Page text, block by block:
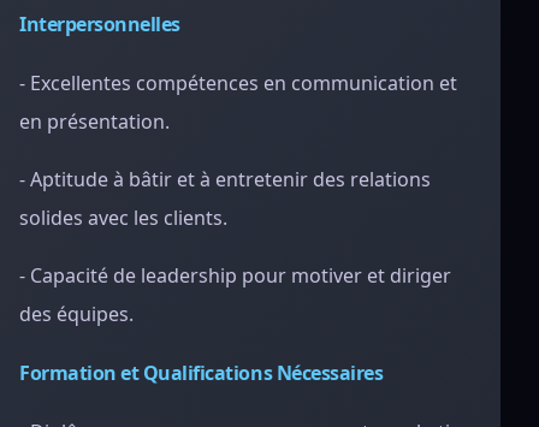
Interpersonnelles
- Excellentes compétences en communication et
en présentation.
- Aptitude à bâtir et à entretenir des relations
solides avec les clients.
- Capacité de leadership pour motiver et diriger
des équipes.
Formation et Qualifications Nécessaires